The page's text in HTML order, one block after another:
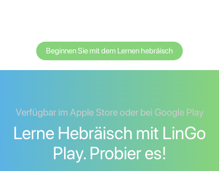
Beginnen Sie mit dem Lernen hebräisch
Verfügbar im Apple Store oder bei Google Play
Lerne Hebräisch mit LinGo
Play. Probier es!